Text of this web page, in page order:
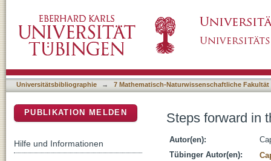
Universitätsbibliographie → 7 Mathematisch-Naturwissenschaftliche Fakultät
Steps forward in
Autor(en):
Tübinger Autor(en):
PUBLIKATION MELDEN
Hilfe und Informationen